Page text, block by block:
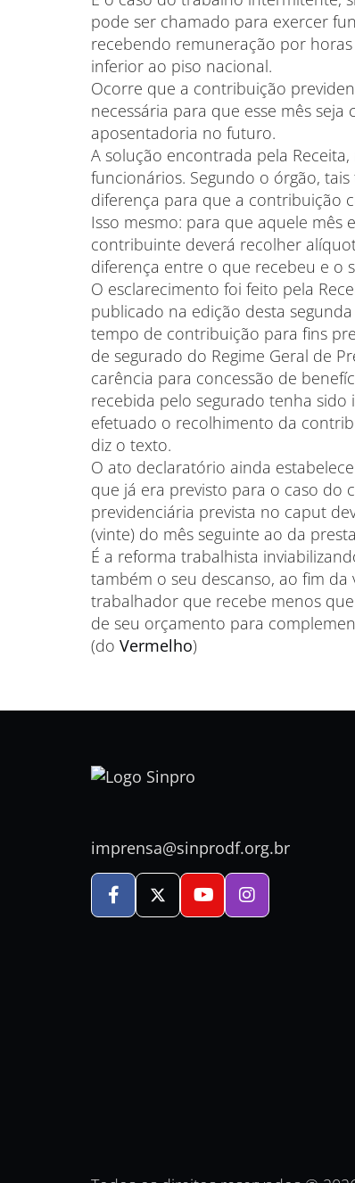
pode ser chamado para exercer
recebendo remuneração por
inferior ao piso nacional.
Ocorre que a contribuição
necessária para que esse mês
aposentadoria no futuro.
A solução encontrada pela
funcionários. Segundo o órgão,
diferença para que a contribuição
Isso mesmo: para que aquele
contribuinte deverá recolher
diferença entre o que recebeu e o
O esclarecimento foi feito pela
publicado na edição desta
tempo de contribuição para fins
de segurado do Regime Geral de
carência para concessão de
recebida pelo segurado tenha
efetuado o recolhimento da
diz o texto.
O ato declaratório ainda
que já era previsto para o caso do
previdenciária prevista no caput
(vinte) do mês seguinte ao da
É a reforma trabalhista
também o seu descanso, ao fim
trabalhador que recebe menos
de seu orçamento para
(do Vermelho)
imprensa@sinprodf.org.br